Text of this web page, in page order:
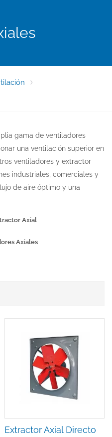
gama de ventiladores
una ventilación superior en
ventiladores y extractor
industriales, comerciales y
de aire óptimo y una
Axial
Axiales
Extractor Axial Directo